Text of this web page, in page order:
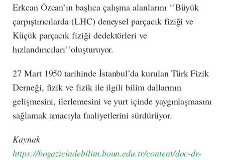
Erkcan Özcan’ın başlıca çalışma alanlarını ‘’Büyük
çarpıştırıcılarda (LHC) deneysel parçacık fiziği ve
Küçük parçacık fiziği dedektörleri ve
hızlandırıcıları’’oluşturuyor.
27 Mart 1950 tarihinde İstanbul’da kurulan Türk Fizik
Derneği, fizik ve fizik ile ilgili bilim dallarının
gelişmesini, ilerlemesini ve yurt içinde yaygınlaşmasını
sağlamak amacıyla faaliyetlerini sürdürüyor.
Kaynak
https://bogazicindebilim.boun.edu.tr/content/doc-dr-